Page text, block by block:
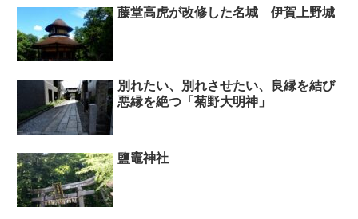
藤堂高虎が改修した名城 伊賀上野城
別れたい、別れさせたい、良縁を結び
悪縁を絶つ「菊野大明神」
鹽竈神社